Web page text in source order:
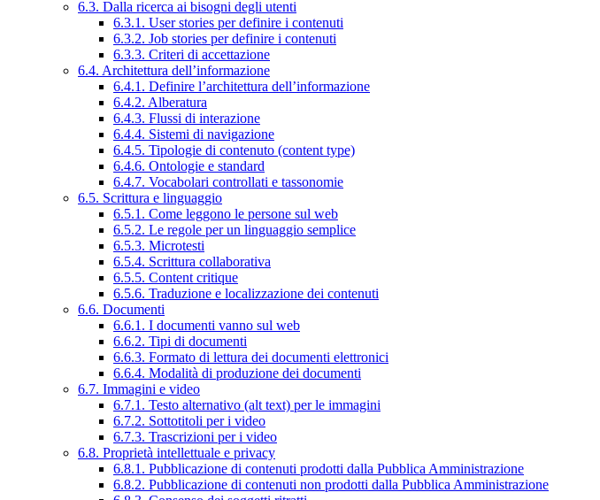
6.3. Dalla ricerca ai bisogni degli utenti
6.3.1. User stories per definire i contenuti
6.3.2. Job stories per definire i contenuti
6.3.3. Criteri di accettazione
6.4. Architettura dell’informazione
6.4.1. Definire l’architettura dell’informazione
6.4.2. Alberatura
6.4.3. Flussi di interazione
6.4.4. Sistemi di navigazione
6.4.5. Tipologie di contenuto (content type)
6.4.6. Ontologie e standard
6.4.7. Vocabolari controllati e tassonomie
6.5. Scrittura e linguaggio
6.5.1. Come leggono le persone sul web
6.5.2. Le regole per un linguaggio semplice
6.5.3. Microtesti
6.5.4. Scrittura collaborativa
6.5.5. Content critique
6.5.6. Traduzione e localizzazione dei contenuti
6.6. Documenti
6.6.1. I documenti vanno sul web
6.6.2. Tipi di documenti
6.6.3. Formato di lettura dei documenti elettronici
6.6.4. Modalità di produzione dei documenti
6.7. Immagini e video
6.7.1. Testo alternativo (alt text) per le immagini
6.7.2. Sottotitoli per i video
6.7.3. Trascrizioni per i video
6.8. Proprietà intellettuale e privacy
6.8.1. Pubblicazione di contenuti prodotti dalla Pubblica Amministrazione
6.8.2. Pubblicazione di contenuti non prodotti dalla Pubblica Amministrazione